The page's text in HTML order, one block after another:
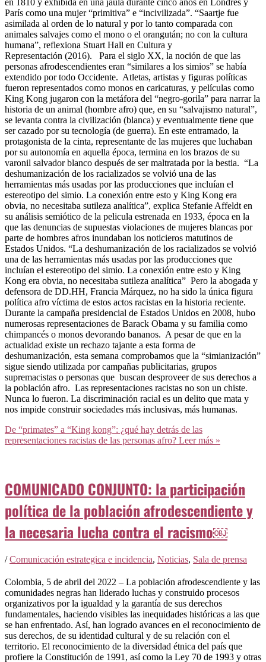
en 1810 y exhibida en una jaula durante cinco años en Londres y
París como una mujer “primitiva” e “incivilizada”. “Saartje fue
asimilada al orden de lo natural y por lo tanto comparada con
animales salvajes como el mono o el orangután; no con la cultura
humana”, reflexiona Stuart Hall en Cultura y
Representación (2016). Para el siglo XX, la noción de que las
personas afrodescendientes eran “similares a los simios” se había
extendido por todo Occidente. Atletas, artistas y figuras políticas
fueron representados como monos en caricaturas, y películas como
King Kong jugaron con la metáfora del “negro-gorila” para narrar la
historia de un animal (hombre afro) que, en su “salvajismo natural”,
se levanta contra la civilización (blanca) y eventualmente tiene que
ser cazado por su tecnología (de guerra). En este entramado, la
protagonista de la cinta, representante de las mujeres que luchaban
por su autonomía en aquella época, termina en los brazos de su
varonil salvador blanco después de ser maltratada por la bestia. “La
deshumanización de los racializados se volvió una de las
herramientas más usadas por las producciones que incluían el
estereotipo del simio. La conexión entre esto y King Kong era
obvia, no necesitaba sutileza analítica”, explica Stefanie Affeldt en
su análisis semiótico de la pelicula estrenada en 1933, época en la
que las denuncias de supuestas violaciones de mujeres blancas por
parte de hombres afros inundaban los noticieros matutinos de
Estados Unidos. “La deshumanización de los racializados se volvió
una de las herramientas más usadas por las producciones que
incluían el estereotipo del simio. La conexión entre esto y King
Kong era obvia, no necesitaba sutileza analítica” Pero la abogada y
defensora de DD.HH, Francia Márquez, no ha sido la única figura
política afro víctima de estos actos racistas en la historia reciente.
Durante la campaña presidencial de Estados Unidos en 2008, hubo
numerosas representaciones de Barack Obama y su familia como
chimpancés o monos devorando bananos. A pesar de que en la
actualidad existe un rechazo tajante a esta forma de
deshumanización, esta semana comprobamos que la “simianización”
sigue siendo utilizada por campañas publicitarias, grupos
supremacistas o personas que buscan desproveer de sus derechos a
la población afro. Las representaciones racistas no son un chiste.
Nunca lo fueron. La discriminación racial es un delito que mata y
nos impide construir sociedades más inclusivas, más humanas.
De “primates” a “King kong”: ¿qué hay detrás de las
representaciones racistas de las personas afro? Leer más »
COMUNICADO CONJUNTO: la participación
política de la población afrodescendiente y
la necesaria lucha contra el racismo￼
/Comunicación estrategica e incidencia, Noticias, Sala de prensa
Colombia, 5 de abril del 2022 – La población afrodescendiente y las
comunidades negras han liderado luchas y construido procesos
organizativos por la igualdad y la garantía de sus derechos
fundamentales, haciendo visibles las inequidades históricas a las que
se han enfrentado. Así, han logrado avances en el reconocimiento de
sus derechos, de su identidad cultural y de su relación con el
territorio. El reconocimiento de la diversidad étnica del país que
profiere la Constitución de 1991, así como la Ley 70 de 1993 y otras